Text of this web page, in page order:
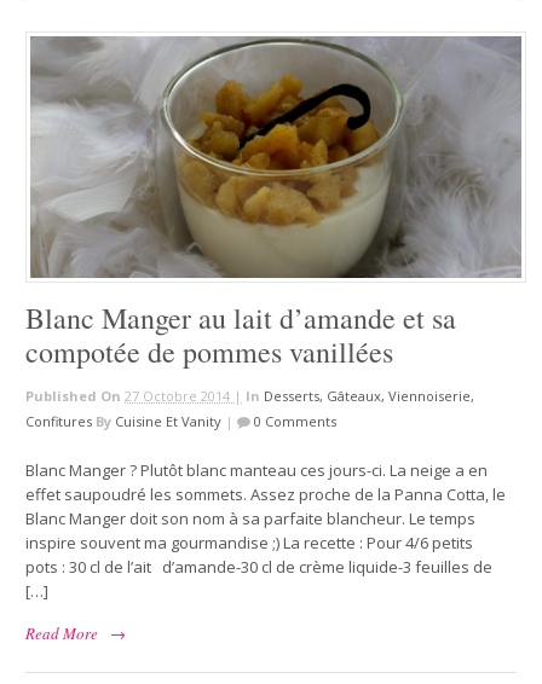
Blanc Manger au lait d’amande et sa
compotée de pommes vanillées
Published On 27 Octobre 2014 | In Desserts, Gâteaux, Viennoiserie,
Confitures By Cuisine Et Vanity | 0 Comments
Blanc Manger ? Plutôt blanc manteau ces jours-ci. La neige a en
effet saupoudré les sommets. Assez proche de la Panna Cotta, le
Blanc Manger doit son nom à sa parfaite blancheur. Le temps
inspire souvent ma gourmandise ;) La recette : Pour 4/6 petits
pots : 30 cl de l’ait d’amande-30 cl de crème liquide-3 feuilles de
[…]
Read More
→